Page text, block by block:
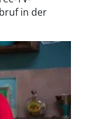
in der